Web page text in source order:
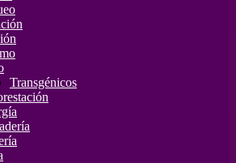
Transgénicos